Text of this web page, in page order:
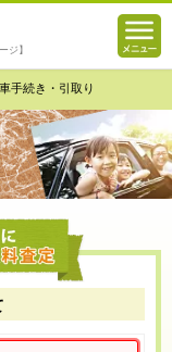
ジ】
手続き・引取り